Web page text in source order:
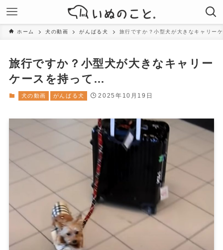
ホーム 犬の動画 がんばる犬 旅行ですか？小型犬が大きなキャリー
旅行ですか？小型犬が大きなキャリー
ケースを持って…
犬の動画 がんばる犬 2025年10月19日